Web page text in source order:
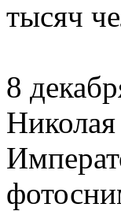
тысяч
8